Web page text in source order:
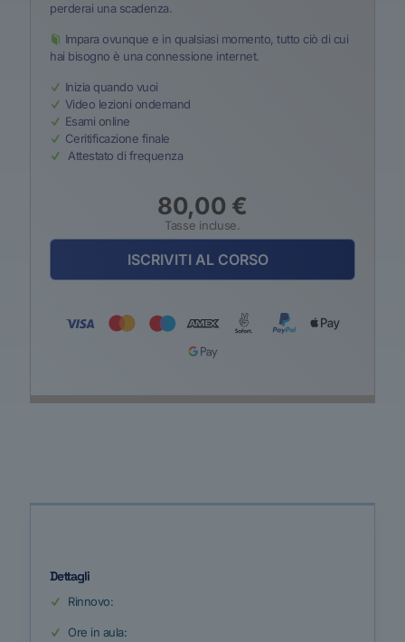
perderai una scadenza.
Impara ovunque e in qualsiasi momento, tutto ciò di cui
hai bisogno è una connessione internet.
Inizia quando vuoi
Video lezioni ondemand
Esami online
Ceritificazione finale
Attestato di frequenza
80,00 €
Tasse incluse.
ISCRIVITI AL CORSO
Dettagli
Rinnovo:
Ore in aula: